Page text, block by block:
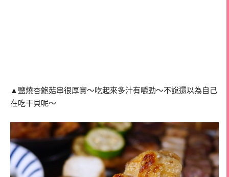
▲鹽燒杏鮑菇串很厚實～吃起來多汁有嚼勁～不說還以為自己
在吃干貝呢～